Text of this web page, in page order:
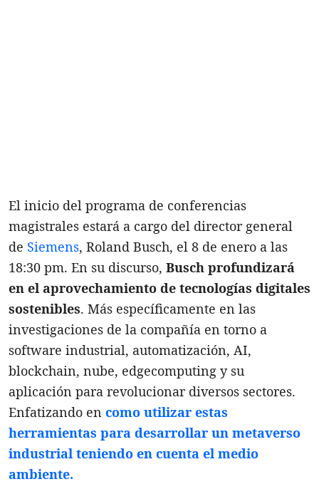
El inicio del programa de conferencias
magistrales estará a cargo del director general
de Siemens, Roland Busch, el 8 de enero a las
18:30 pm. En su discurso, Busch profundizará
en el aprovechamiento de tecnologías digitales
sostenibles. Más específicamente en las
investigaciones de la compañía en torno a
software industrial, automatización, AI,
blockchain, nube, edgecomputing y su
aplicación para revolucionar diversos sectores.
Enfatizando en como utilizar estas
herramientas para desarrollar un metaverso
industrial teniendo en cuenta el medio
ambiente.